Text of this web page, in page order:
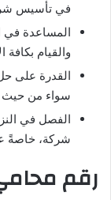
في تأسيس
المساعدة في
والقيام
القدرة على حل
سواء من حيث
الفصل في
شركة، خاصةً
رقم